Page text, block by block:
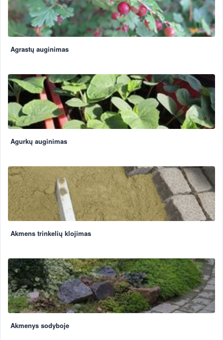
Agrastų auginimas
Agurkų auginimas
Akmens trinkelių klojimas
Akmenys sodyboje